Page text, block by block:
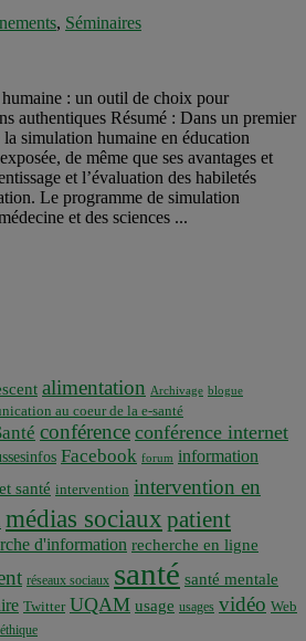
, Séminaires
: un outil de choix pour
authentiques Résumé : Dans un premier
la simulation humaine en éducation
de même que ses avantages et
et l’évaluation des habiletés
Le programme de simulation
et des sciences ...
alimentation Archivage blogue
au coeur de la e-santé
conférence conférence internet
Facebook forum information
santé intervention intervention en
médias sociaux patient
d'information recherche en ligne
réseaux sociaux santé santé mentale
Twitter UQAM usage usages vidéo Web
éthique